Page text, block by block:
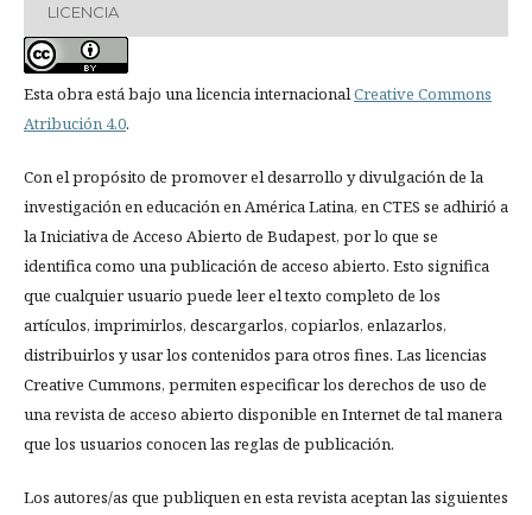
LICENCIA
Esta obra está bajo una licencia internacionalCreative Commons
Atribución 4.0.
Con el propósito de promover el desarrollo y divulgación de la
investigación en educación en América Latina, en CTES se adhirió a
la Iniciativa de Acceso Abierto de Budapest, por lo que se
identifica como una publicación de acceso abierto. Esto significa
que cualquier usuario puede leer el texto completo de los
artículos, imprimirlos, descargarlos, copiarlos, enlazarlos,
distribuirlos y usar los contenidos para otros fines. Las licencias
Creative Cummons, permiten especificar los derechos de uso de
una revista de acceso abierto disponible en Internet de tal manera
que los usuarios conocen las reglas de publicación.
Los autores/as que publiquen en esta revista aceptan las siguientes